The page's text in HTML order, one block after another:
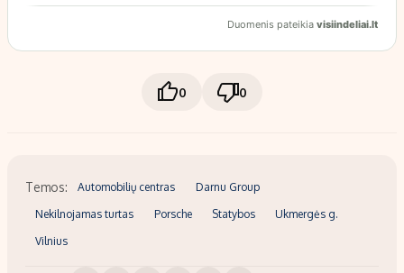
0 0
Temos: Automobilių centras Darnu Group
Nekilnojamas turtas Porsche Statybos Ukmergės g.
Vilnius